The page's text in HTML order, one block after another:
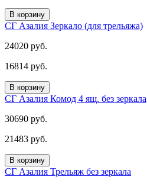
В корзину
СГ Азалия Зеркало (для трельяжа)
24020 руб.
16814 руб.
В корзину
СГ Азалия Комод 4 ящ. без зеркала
30690 руб.
21483 руб.
В корзину
СГ Азалия Трельяж без зеркала